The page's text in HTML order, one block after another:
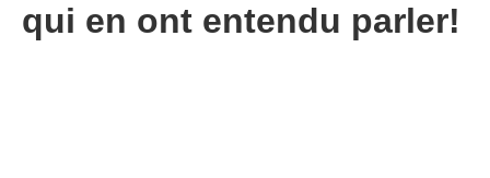
qui en ont entendu parler!